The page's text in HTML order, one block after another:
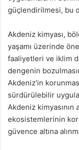
güçlendirilmesi, bu
Akdeniz kimyası,
yaşamı üzerinde
faaliyetleri ve iklim
dengenin
Akdeniz’in
sürdürülebilir
Akdeniz kimyasının
ekosistemlerinin
güvence altına